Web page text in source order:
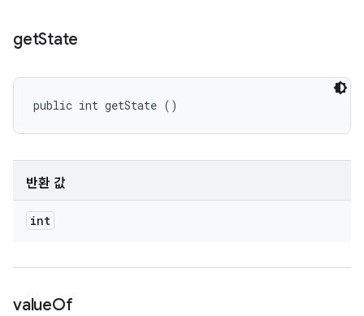
getState
public int getState ()
반환 값
int
valueOf